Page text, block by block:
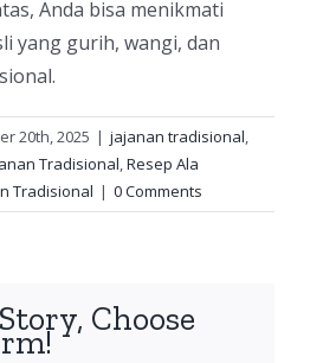
Anda bisa menikmati
yang gurih, wangi, dan
20th, 2025 | jajanan tradisional
Tradisional Resep Ala
Tradisional | 0 Comments
Choose